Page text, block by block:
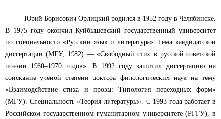
Юрий Борисович Орлицкий родился в 1952 году в Челябинске.
В 1975 году окончил Куйбышевский государственный университет
по специальности «Русский язык и литература». Тема кандидатской
диссертации (МГУ, 1982) — «Свободный стих в русской советской
поэзии 1960–1970 годов». В 1992 году защитил диссертацию на
соискание учёной степени доктора филологических наук на тему
«Взаимодействие стиха и прозы: Типология переходных форм»
(МГУ). Специальность «Теория литературы». С 1993 года работает в
Российском государственном гуманитарном университете (РГГУ), в